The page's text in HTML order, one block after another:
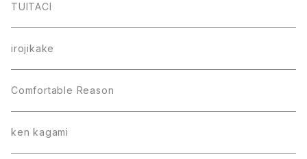
TUITACI
irojikake
Comfortable Reason
ken kagami